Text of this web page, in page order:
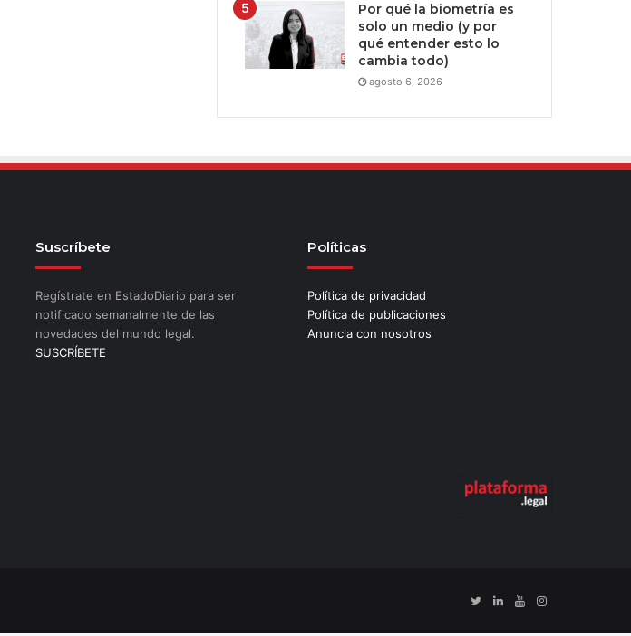
Por qué la biometría es
solo un medio (y por
qué entender esto lo
cambia todo)
agosto 6, 2026
Suscríbete
Regístrate en EstadoDiario para ser
notificado semanalmente de las
novedades del mundo legal.
SUSCRÍBETE
Políticas
Política de privacidad
Política de publicaciones
Anuncia con nosotros